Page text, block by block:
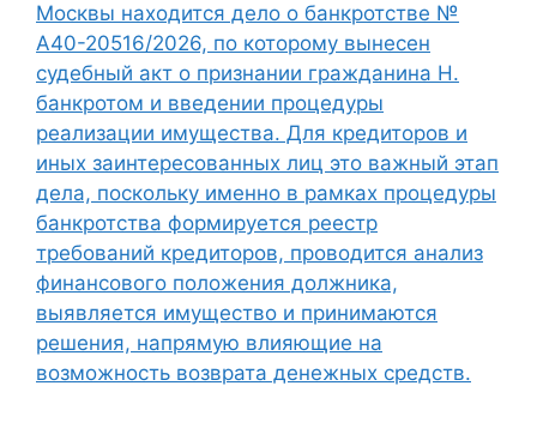
Москвы находится дело о банкротстве №
А40-20516/2026, по которому вынесен
судебный акт о признании гражданина Н.
банкротом и введении процедуры
реализации имущества. Для кредиторов и
иных заинтересованных лиц это важный этап
дела, поскольку именно в рамках процедуры
банкротства формируется реестр
требований кредиторов, проводится анализ
финансового положения должника,
выявляется имущество и принимаются
решения, напрямую влияющие на
возможность возврата денежных средств.